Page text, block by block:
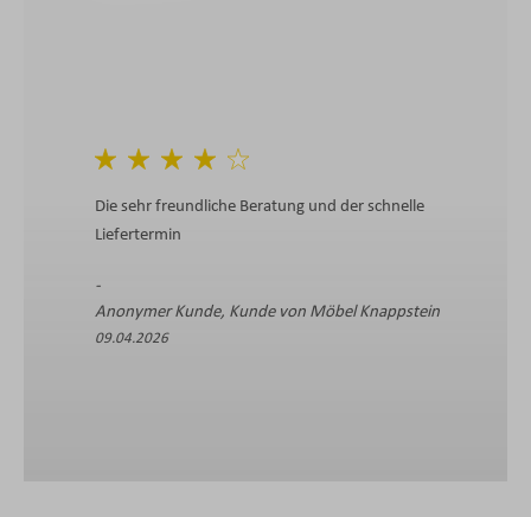
Die sehr freundliche Beratung und der schnelle
Liefertermin
Anonymer Kunde, Kunde von Möbel Knappstein
09.04.2026